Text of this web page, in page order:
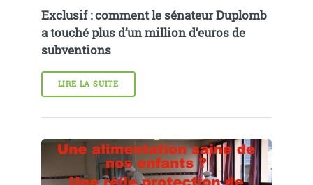
Exclusif : comment le sénateur Duplomb
a touché plus d’un million d’euros de
subventions
LIRE LA SUITE